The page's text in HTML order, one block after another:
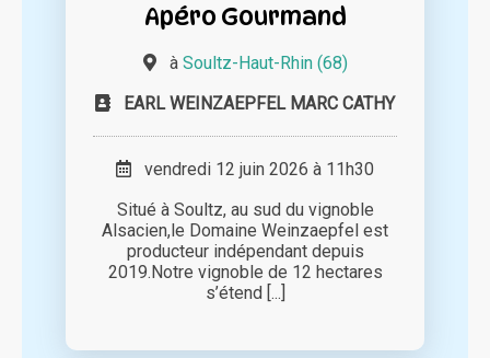
Apéro Gourmand
à Soultz-Haut-Rhin (68)
EARL WEINZAEPFEL MARC CATHY
vendredi 12 juin 2026 à 11h30
Situé à Soultz, au sud du vignoble
Alsacien,le Domaine Weinzaepfel est
producteur indépendant depuis
2019.Notre vignoble de 12 hectares
s’étend [...]